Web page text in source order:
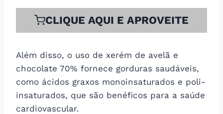
CLIQUE AQUI E APROVEITE
Além disso, o uso de xerém de avelã e
chocolate 70% fornece gorduras saudáveis,
como ácidos graxos monoinsaturados e poli-
insaturados, que são benéficos para a saúde
cardiovascular.